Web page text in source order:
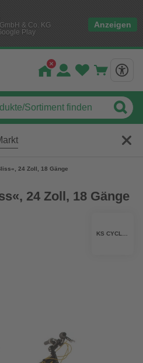
& Co. KG
Play
Anzeigen
24 Zoll, 18 Gänge
24 Zoll, 18 Gänge